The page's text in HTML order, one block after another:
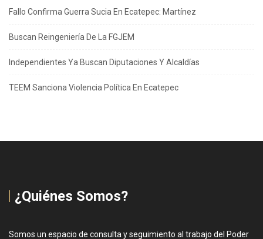
Fallo Confirma Guerra Sucia En Ecatepec: Martínez
Buscan Reingeniería De La FGJEM
Independientes Ya Buscan Diputaciones Y Alcaldías
TEEM Sanciona Violencia Política En Ecatepec
¿Quiénes Somos?
Somos un espacio de consulta y seguimiento al trabajo del Poder